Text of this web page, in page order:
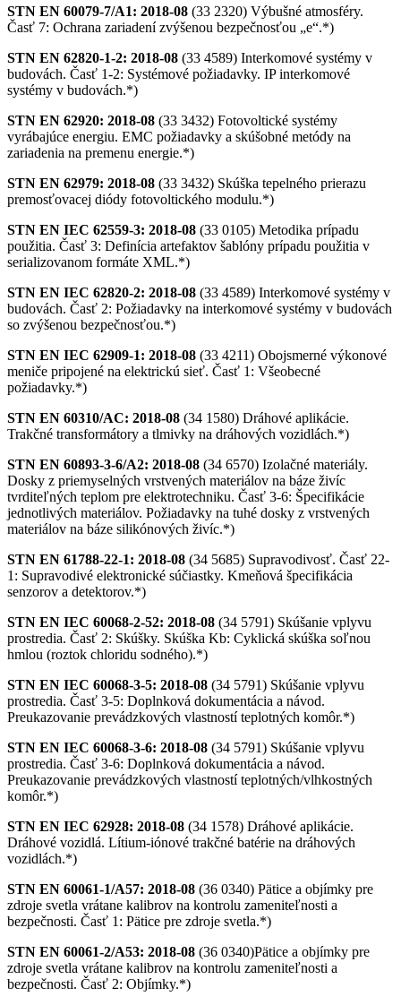
STN EN 60079-7/A1: 2018-08 (33 2320) Výbušné atmosféry.
Časť 7: Ochrana zariadení zvýšenou bezpečnosťou „e“.*)
STN EN 62820-1-2: 2018-08 (33 4589) Interkomové systémy v
budovách. Časť 1-2: Systémové požiadavky. IP interkomové
systémy v budovách.*)
STN EN 62920: 2018-08 (33 3432) Fotovoltické systémy
vyrábajúce energiu. EMC požiadavky a skúšobné metódy na
zariadenia na premenu energie.*)
STN EN 62979: 2018-08 (33 3432) Skúška tepelného prierazu
premosťovacej diódy fotovoltického modulu.*)
STN EN IEC 62559-3: 2018-08 (33 0105) Metodika prípadu
použitia. Časť 3: Definícia artefaktov šablóny prípadu použitia v
serializovanom formáte XML.*)
STN EN IEC 62820-2: 2018-08 (33 4589) Interkomové systémy v
budovách. Časť 2: Požiadavky na interkomové systémy v budovách
so zvýšenou bezpečnosťou.*)
STN EN IEC 62909-1: 2018-08 (33 4211) Obojsmerné výkonové
meniče pripojené na elektrickú sieť. Časť 1: Všeobecné
požiadavky.*)
STN EN 60310/AC: 2018-08 (34 1580) Dráhové aplikácie.
Trakčné transformátory a tlmivky na dráhových vozidlách.*)
STN EN 60893-3-6/A2: 2018-08 (34 6570) Izolačné materiály.
Dosky z priemyselných vrstvených materiálov na báze živíc
tvrditeľných teplom pre elektrotechniku. Časť 3-6: Špecifikácie
jednotlivých materiálov. Požiadavky na tuhé dosky z vrstvených
materiálov na báze silikónových živíc.*)
STN EN 61788-22-1: 2018-08 (34 5685) Supravodivosť. Časť 22-
1: Supravodivé elektronické súčiastky. Kmeňová špecifikácia
senzorov a detektorov.*)
STN EN IEC 60068-2-52: 2018-08 (34 5791) Skúšanie vplyvu
prostredia. Časť 2: Skúšky. Skúška Kb: Cyklická skúška soľnou
hmlou (roztok chloridu sodného).*)
STN EN IEC 60068-3-5: 2018-08 (34 5791) Skúšanie vplyvu
prostredia. Časť 3-5: Doplnková dokumentácia a návod.
Preukazovanie prevádzkových vlastností teplotných komôr.*)
STN EN IEC 60068-3-6: 2018-08 (34 5791) Skúšanie vplyvu
prostredia. Časť 3-6: Doplnková dokumentácia a návod.
Preukazovanie prevádzkových vlastností teplotných/vlhkostných
komôr.*)
STN EN IEC 62928: 2018-08 (34 1578) Dráhové aplikácie.
Dráhové vozidlá. Lítium-iónové trakčné batérie na dráhových
vozidlách.*)
STN EN 60061-1/A57: 2018-08 (36 0340) Pätice a objímky pre
zdroje svetla vrátane kalibrov na kontrolu zameniteľnosti a
bezpečnosti. Časť 1: Pätice pre zdroje svetla.*)
STN EN 60061-2/A53: 2018-08 (36 0340)Pätice a objímky pre
zdroje svetla vrátane kalibrov na kontrolu zameniteľnosti a
bezpečnosti. Časť 2: Objímky.*)